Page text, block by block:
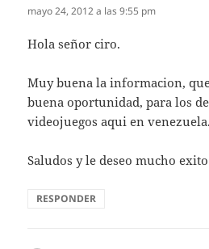
mayo 24, 2012 a las 9:55 pm
Hola señor ciro.
Muy buena la informacion,
buena oportunidad, para los
videojuegos aqui en venezuela.
Saludos y le deseo mucho
RESPONDER